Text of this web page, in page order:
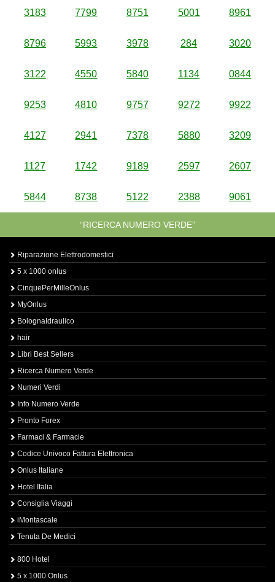
3183 7799 8751 5001 8961
8796 5993 3978 284 3020
3122 4550 5840 1134 0844
9253 4810 9757 9272 9922
4127 2941 7378 5880 3209
1127 1742 9189 2597 2607
5844 8738 5122 2388 9061
“RICERCA NUMERO VERDE”
Riparazione Elettrodomestici
5 x 1000 onlus
CinquePerMilleOnlus
MyOnlus
BolognaIdraulico
hair
Libri Best Sellers
Ricerca Numero Verde
Numeri Verdi
Info Numero Verde
Pronto Forex
Farmaci & Farmacie
Codice Univoco Fattura Elettronica
Onlus Italiane
Hotel Italia
Consiglia Viaggi
iMontascale
Tenuta De Medici
800 Hotel
5 x 1000 Onlus